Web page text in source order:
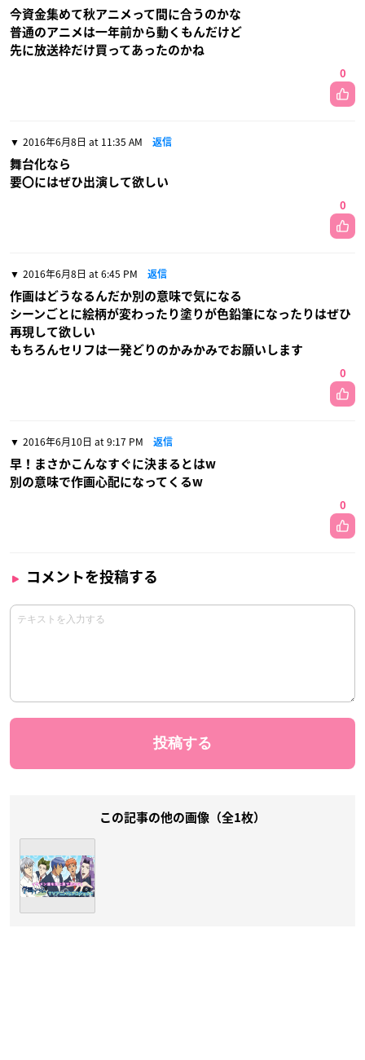
今資金集めて秋アニメって間に合うのかな
普通のアニメは一年前から動くもんだけど
先に放送枠だけ買ってあったのかね
0
2016年6月8日 at 11:35 AM 返信
舞台化なら
要〇にはぜひ出演して欲しい
0
2016年6月8日 at 6:45 PM 返信
作画はどうなるんだか別の意味で気になる
シーンごとに絵柄が変わったり塗りが色鉛筆になったりはぜひ
再現して欲しい
もちろんセリフは一発どりのかみかみでお願いします
0
2016年6月10日 at 9:17 PM 返信
早！まさかこんなすぐに決まるとはw
別の意味で作画心配になってくるw
0
コメントを投稿する
この記事の他の画像（全1枚）